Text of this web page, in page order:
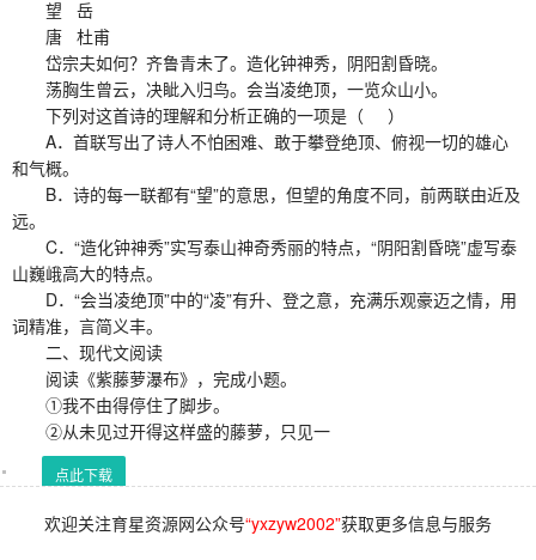
望 岳
唐 杜甫
岱宗夫如何？齐鲁青未了。造化钟神秀，阴阳割昏晓。
荡胸生曾云，决眦入归鸟。会当凌绝顶，一览众山小。
下列对这首诗的理解和分析正确的一项是（ ）
A．首联写出了诗人不怕困难、敢于攀登绝顶、俯视一切的雄心
和气概。
B．诗的每一联都有“望”的意思，但望的角度不同，前两联由近及
远。
C．“造化钟神秀”实写泰山神奇秀丽的特点，“阴阳割昏晓”虚写泰
山巍峨高大的特点。
D．“会当凌绝顶”中的“凌”有升、登之意，充满乐观豪迈之情，用
词精准，言简义丰。
二、现代文阅读
阅读《紫藤萝瀑布》，完成小题。
①我不由得停住了脚步。
②从未见过开得这样盛的藤萝，只见一
点此下载
欢迎关注育星资源网公众号“yxzyw2002”获取更多信息与服务